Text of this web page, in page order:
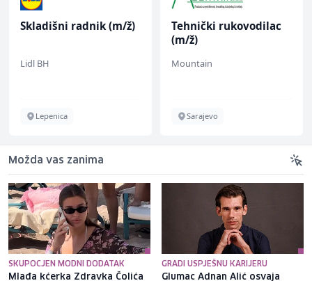
Skladišni radnik (m/ž)
Lidl BH
Lepenica
Tehnički rukovodilac
(m/ž)
Mountain
Sarajevo
Možda vas zanima
SKUPOCJEN MODNI DODATAK
Mlađa kćerka Zdravka Čolića
GRADI USPJEŠNU KARIJERU
Glumac Adnan Alić osvaja